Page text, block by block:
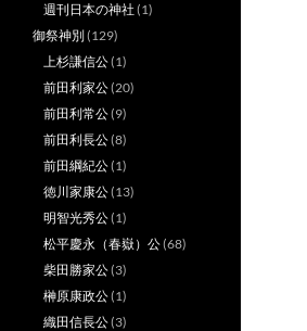
週刊日本の神社 (1)
御祭神別 (129)
上杉謙信公(1)
前田利家公(20)
前田利常公(9)
前田利長公(8)
前田綱紀公(1)
徳川家康公(13)
明智光秀公(1)
松平慶永（春嶽）公(68)
柴田勝家公(3)
榊原康政公(1)
織田信長公(3)